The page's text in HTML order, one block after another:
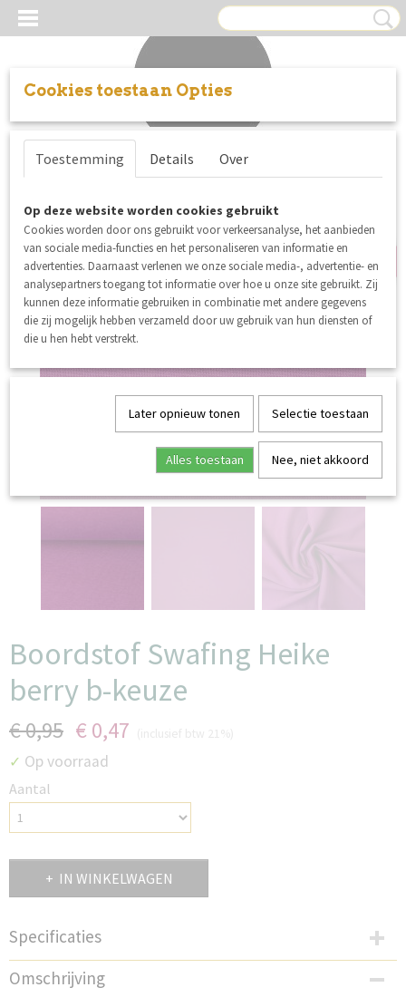
Inloggen Registreren
lichte verkleuring stofvouw
b-keuze
Boordstof Swafing Heike
berry b-keuze
€ 0,95 € 0,47
✓ Op voorraad
Aantal
IN WINKELWAGEN
Specificaties
Productcode
SH933B
Omschrijving
Cookies toestaan Opties
Toestemming Details Over
Op deze website worden cookies gebruikt
Cookies worden door ons gebruikt voor verkeersanalyse, het aanbieden
van sociale media-functies en het personaliseren van informatie en
advertenties. Daarnaast verlenen we onze sociale media-, advertentie- en
analysepartners toegang tot informatie over hoe u onze site gebruikt. Zij
kunnen deze informatie gebruiken in combinatie met andere gegevens
die zij mogelijk hebben verzameld door uw gebruik van hun diensten of
die u hen hebt verstrekt.
Later opnieuw tonen Selectie toestaan
Alles toestaan Nee, niet akkoord